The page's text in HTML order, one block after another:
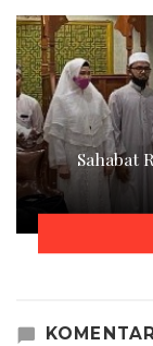
Sahabat